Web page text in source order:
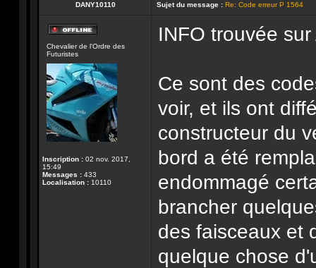
DANY10110 Sujet du message : Re: Code erreur P 1564
ligne
Chevalier de l'Ordre des
Futuristes
Inscription : 02 nov. 2017,
15:49
Messages : 433
Localisation : 10110
INFO trouvée
Ce sont des
voir, et ils ont
constructeur du
bord a été
endommagé
brancher
des faisceaux et
quelque chose